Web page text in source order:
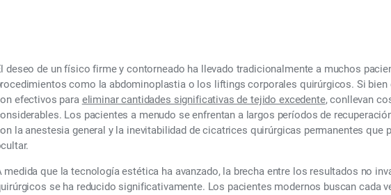
deseo de un físico firme y contorneado ha llevado tradicionalmente a muchos
como la abdominoplastia o los liftings corporales quirúrgicos. Si
efectivos para eliminar cantidades significativas de tejido excedente, conllevan
Los pacientes a menudo se enfrentan a largos períodos de
la anestesia general y la inevitabilidad de cicatrices quirúrgicas permanentes que
medida que la tecnología estética ha avanzado, la brecha entre los resultados no
se ha reducido significativamente. Los pacientes modernos buscan cada